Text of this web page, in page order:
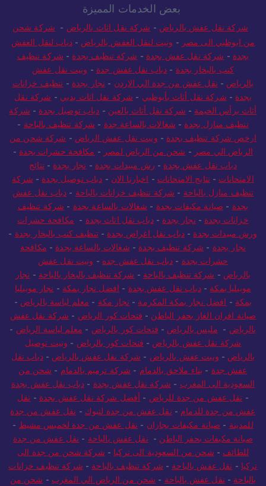
بعض الخدمات المميزة
شركة نقل عفش بالرياض - شركة نقل اثاث بالرياض - شركة شحن
من ابوظبي الى مصر - ونيت لنقل العفش بالرياض -دباب لنقل العفش
بجدة - شركة نقل عفش بجدة - شركة تنظيف بجدة - شركة تنظيف
كنب بالبخار بجدة - دباب نقل عفش جدة - ونيت نقل عفش
بالرياض - نقل عفش من جدة الي الاردن - نجار بجدة - تنظيف خزانات
بجدة - شركة نقل أثاث بأبوظبي - شركة نقل اثاث بدبي - شركة نقل
أثاث برأس الخيمة - شركة نقل أثاث بالعين - دباب توصيل بجدة - شركة
تنظيف منازل بجدة - شغالات بالساعة جدة - شركة تنظيف بالباحة -
ارخص شركة تنظيف بجدة - ونيت نقل عفش الرياض - شركة شحن من
الرياض الي مصر - شحن من الرياض لمصر - مكافحة حشرات بجدة -
دباب نقل عفش بجدة - رش مبيدات بجدة - نجار بجدة - نتائج
الامتحانات - نتايج الامتحانات - اخبارنا الان - دباب توصيل بجدة - شركة
تنظيف منازل بالباحة - شركة تنظيف خزانات بالباحة - دباب نقل عفش
بجدة - صيانة مكيفات بجدة - شغالات بالساعة بجدة - شركة تنظيف
خزانات بجدة - نجار بجدة - دباب نقل اثاث بجدة - مكافحة حشرات
ورش مبيدات بجدة -دباب نقل اغراض بجدة -تنظيف كنب بالبخار بجدة -
نجار بجدة - شركة تنظيف بجدة - شغالات بالساعة بجدة - مكافحة
حشرات بجدة - دباب نقل عفش جده - ونيت نقل عفش
بالرياض - شركة تنظيف بالباحة - شركة تنظيف بالبخار بالباحة - نجار
موبيليا بمكة -دباب نقل عفش بجدة - افضل نجار بمكة - نجار موبيليا
بمكة - افضل نجار بمكة المكرمة - نجار مكة - معلم لياسة بالرياض -
صيانة افران الغاز بحفر الباطن - فتحات كور الرياض - شركة نقل عفش
بالرياض - مليس بالرياض - فتحات كور بالرياض - معلم لياسة الرياض -
شركة نقل عفش بالرياض - فتحات كور بالرياض - ونيت توصيل
بالرياض - ونيت عفش بالرياض - شركة نقل عفش بالرياض -دباب نقل
عفش جدة - بناء ملاحق بالدمام - شركة ترميم بالدمام - شحن من
السعودية الى المغرب - شركة نقل عفش بجدة - دباب نقل عفش بجدة
- نقل عفش من جدة للرياض - أفضل شركة نقل عفش بجدة - نقل
عفش من جدة للدمام - نقل عفش من جدة لتبوك - نقل عفش من جدة
للمدينة - صيانة مكيفات بجازان - نقل عفش من جدة لخميس مشيط -
صيانة مكيفات بحفر الباطن - نقل عفش بالباحة - نقل عفش من جدة
للطائف - شحن من السعودية الى تركيا - شركة شحن من جدة الى
تركيا - نقل عفش بالباحة - شركة تنظيف بالباحة - شركة تنظيف خزانات
بالباحة - نقل عفش بالباحة - شحن من الرياض الي المغرب - شحن من